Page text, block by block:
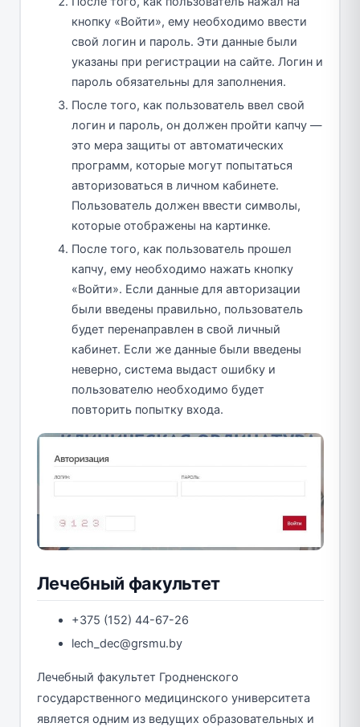
кнопку «Войти», ему необходимо ввести
свой логин и пароль. Эти данные были
указаны при регистрации на сайте. Логин и
пароль обязательны для заполнения.
После того, как пользователь ввел свой
логин и пароль, он должен пройти капчу —
это мера защиты от автоматических
программ, которые могут попытаться
авторизоваться в личном кабинете.
Пользователь должен ввести символы,
которые отображены на картинке.
После того, как пользователь прошел
капчу, ему необходимо нажать кнопку
«Войти». Если данные для авторизации
были введены правильно, пользователь
будет перенаправлен в свой личный
кабинет. Если же данные были введены
неверно, система выдаст ошибку и
пользователю необходимо будет
повторить попытку входа.
Лечебный факультет
+375 (152) 44-67-26
lech_dec@grsmu.by
Лечебный факультет Гродненского
государственного медицинского университета
является одним из ведущих образовательных и